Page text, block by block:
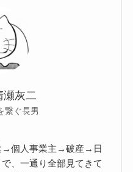
瀬灰二
繋ぐ長男
→個人事業主→破産→日
、一通り全部見てきて